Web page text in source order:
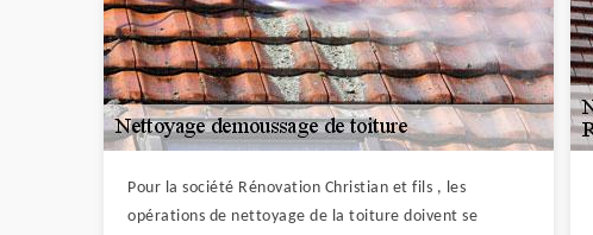
Pour la société Rénovation Christian et fils , les
opérations de nettoyage de la toiture doivent se